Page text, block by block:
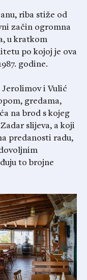
riba stiže od
začin ogromna
u kratkom
po kojoj je ova
godine.
i Vulić
gredama,
na brod s kojeg
slijeva, a koji
predanosti radu,
to brojne